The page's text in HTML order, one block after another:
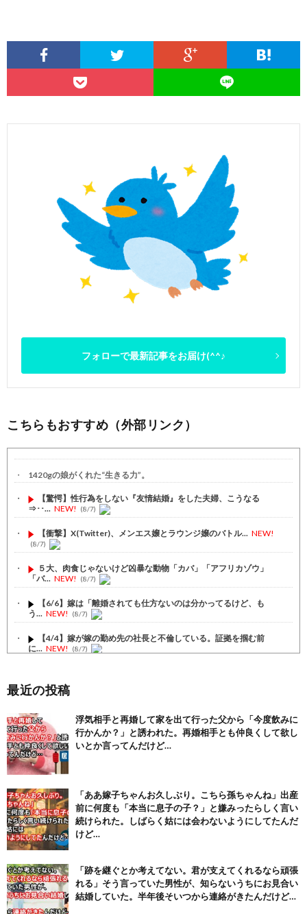
フォローで最新記事をお届け(^^♪
こちらもおすすめ（外部リンク）
1420gの娘がくれた“生きる力”。
【驚愕】性行為をしない『友情結婚』をした夫婦、こうなる
⇒･･... NEW! (8/7)
【衝撃】X(Twitter)、メンエス嬢とラウンジ嬢のバトル... NEW!
(8/7)
５大、肉食じゃないけど凶暴な動物「カバ」「アフリカゾウ」
「バ... NEW! (8/7)
【6/6】嫁は「離婚されても仕方ないのは分かってるけど、も
う... NEW! (8/7)
【4/4】嫁が嫁の勤め先の社長と不倫している。証拠を掴む前
に... NEW! (8/7)
に...
NEW!
舌を絡ませて、唾液交換して── ちゅっちゅしながらの濃厚エッ...
(7/30)
【パリピ孔明】アニオリ場面も高評価「パリピ」続編への期待が高...
【画像】テイルズで一番マ〇コ舐めまわしたい女の子ｗｗｗｗｗ
(6/22)
Powered by livedoor 相互RSS
最近の投稿
浮気相手と再婚して家を出て行った父から「今度飲みに
行かんか？」と誘われた。再婚相手とも仲良くして欲し
いとか言ってんだけど…
「ああ嫁子ちゃんお久しぶり。こちら孫ちゃんね」出産
前に何度も「本当に息子の子？」と嫌みったらしく言い
続けられた。しばらく姑には会わないようにしてたんだ
けど…
「跡を継ぐとか考えてない。君が支えてくれるなら頑張
れる」そう言っていた男性が、知らないうちにお見合い
結婚していた。半年後そいつから連絡がきたんだけど…